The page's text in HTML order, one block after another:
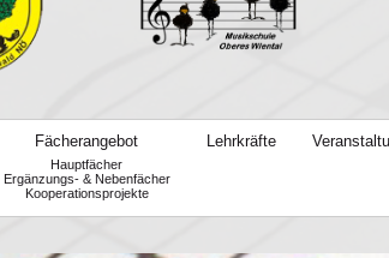
Fächerangebot
Hauptfächer
Ergänzungs- & Nebenfächer
Kooperationsprojekte
Lehrkräfte